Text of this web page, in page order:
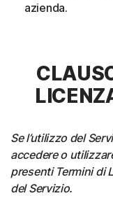
azienda.
Se l’utilizzo del
accedere o
presenti Termini di
del Servizio.